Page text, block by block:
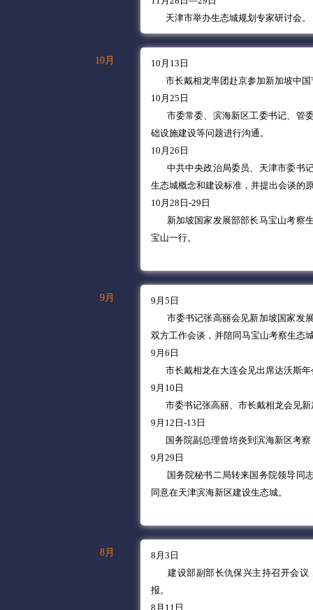
天津市举办生态城规划专家研讨会。
10月
10月13日
市长戴相龙率团赴京参加新加坡中国
10月25日
市委常委、滨海新区工委书记、管
础设施建设等问题进行沟通。
10月26日
中共中央政治局委员、天津市委书
生态城概念和建设标准，并提出会谈的
10月28日-29日
新加坡国家发展部部长马宝山考察
宝山一行。
9月
9月5日
市委书记张高丽会见新加坡国家发展
双方工作会谈，并陪同马宝山考察生态
9月6日
市长戴相龙在大连会见出席达沃斯
9月10日
市委书记张高丽、市长戴相龙会见
9月12日-13日
国务院副总理曾培炎到滨海新区考
9月29日
国务院秘书二局转来国务院领导同
同意在天津滨海新区建设生态城。
8月
8月3日
建设部副部长仇保兴主持召开会议
报。
8月11日